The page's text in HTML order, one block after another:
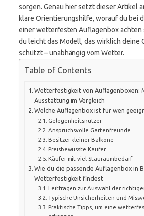
sorgen. Genau hier setzt dieser Artikel
klare Orientierungshilfe, worauf du bei
einer wetterfesten Auflagenbox achten
du leicht das Modell, das wirklich deine
schützt – unabhängig vom Wetter.
Table of Contents
Wetterfestigkeit von Auflagenboxen:
Ausstattung im Vergleich
Welche Auflagenbox ist für wen
Gelegenheitsnutzer
Anspruchsvolle Gartenfreunde
Besitzer kleiner Balkone
Preisbewusste Käufer
Käufer mit viel Stauraumbedarf
Wie du die passende Auflagenbox in
Wetterfestigkeit findest
Leitfragen zur Auswahl der
Typische Unsicherheiten und
Praktische Tipps, um eine